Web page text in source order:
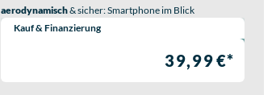
aerodynamisch& sicher: Smartphone im Blick
Wähle eine Preisoption:
Kauf & Finanzierung
39,99 €*